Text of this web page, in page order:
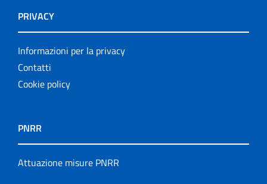
PRIVACY
Informazioni per la privacy
Contatti
Cookie policy
PNRR
Attuazione misure PNRR